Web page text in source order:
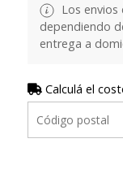
Los envios
dependiendo
entrega a
Calculá el